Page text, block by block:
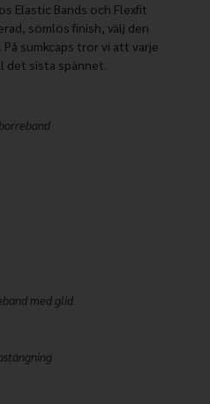
Elastic Bands och Flexfit
sömlös finish, välj den
sumkcaps tror vi att varje
det sista spännet.
med glid